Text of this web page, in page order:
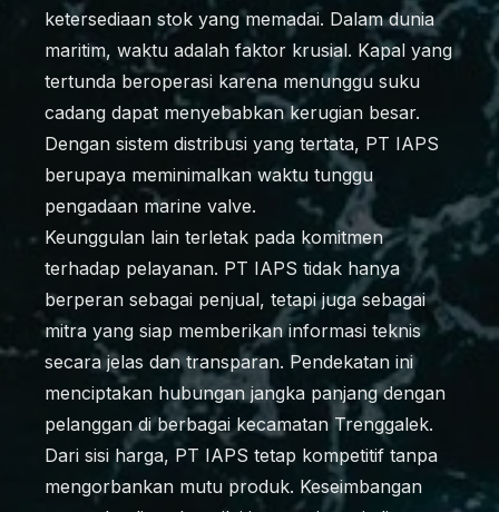
ketersediaan stok yang memadai. Dalam dunia
maritim, waktu adalah faktor krusial. Kapal yang
tertunda beroperasi karena menunggu suku
cadang dapat menyebabkan kerugian besar.
Dengan sistem distribusi yang tertata, PT IAPS
berupaya meminimalkan waktu tunggu
pengadaan marine valve.
Keunggulan lain terletak pada komitmen
terhadap pelayanan. PT IAPS tidak hanya
berperan sebagai penjual, tetapi juga sebagai
mitra yang siap memberikan informasi teknis
secara jelas dan transparan. Pendekatan ini
menciptakan hubungan jangka panjang dengan
pelanggan di berbagai kecamatan Trenggalek.
Dari sisi harga, PT IAPS tetap kompetitif tanpa
mengorbankan mutu produk. Keseimbangan